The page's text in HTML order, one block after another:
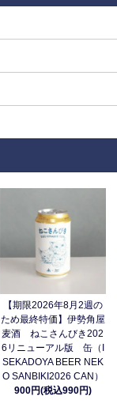
【期限2026年8月2週の
ため最終特価】伊勢角屋
麦酒 ねこさんびき202
6リニューアル版 缶（I
SEKADOYA BEER NEK
O SANBIKI2026 CAN）
900円(税込990円)